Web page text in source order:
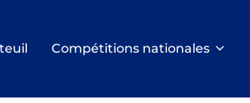
Compétitions nationales